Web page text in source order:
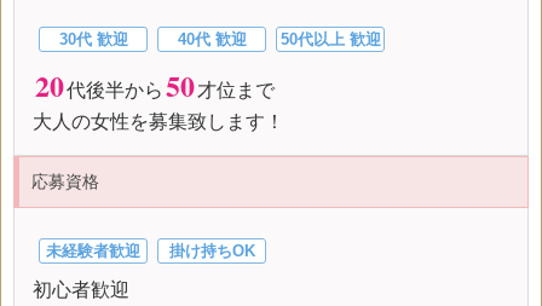
30代 歓迎 40代 歓迎 50代以上 歓迎
20代後半から 50才位まで
大人の女性を募集致します！
応募資格
未経験者歓迎 掛け持ちOK
初心者歓迎